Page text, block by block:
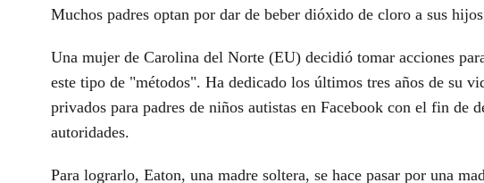
Muchos padres optan por dar de beber dióxido de cloro a sus
Una mujer de Carolina del Norte (EU) decidió tomar acciones
este tipo de "métodos". Ha dedicado los últimos tres años de su
privados para padres de niños autistas en Facebook con el fin de
autoridades.
Para lograrlo, Eaton, una madre soltera, se hace pasar por una